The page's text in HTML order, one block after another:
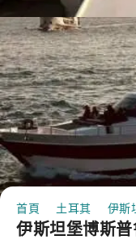
首頁 土耳其 伊斯
伊斯坦堡博斯